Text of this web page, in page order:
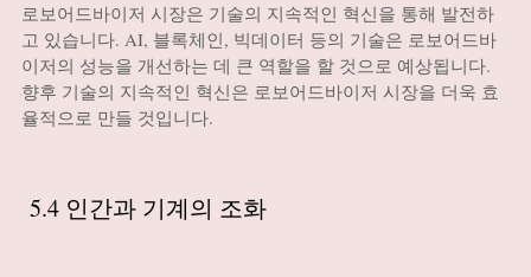
로보어드바이저 시장은 기술의 지속적인 혁신을 통해 발전하
고 있습니다. AI, 블록체인, 빅데이터 등의 기술은 로보어드바
이저의 성능을 개선하는 데 큰 역할을 할 것으로 예상됩니다.
향후 기술의 지속적인 혁신은 로보어드바이저 시장을 더욱 효
율적으로 만들 것입니다.
5.4 인간과 기계의 조화